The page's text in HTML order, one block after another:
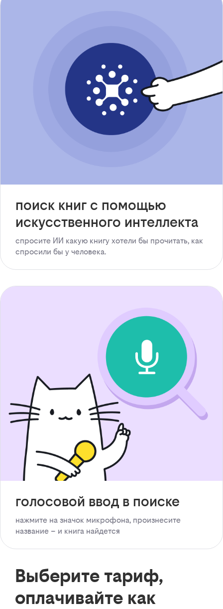
поиск книг с помощью
искусственного интеллекта
спросите ИИ какую книгу хотели бы прочитать, как
спросили бы у человека.
голосовой ввод в поиске
нажмите на значок микрофона, произнесите
название – и книга найдется
Выберите тариф,
оплачивайте как